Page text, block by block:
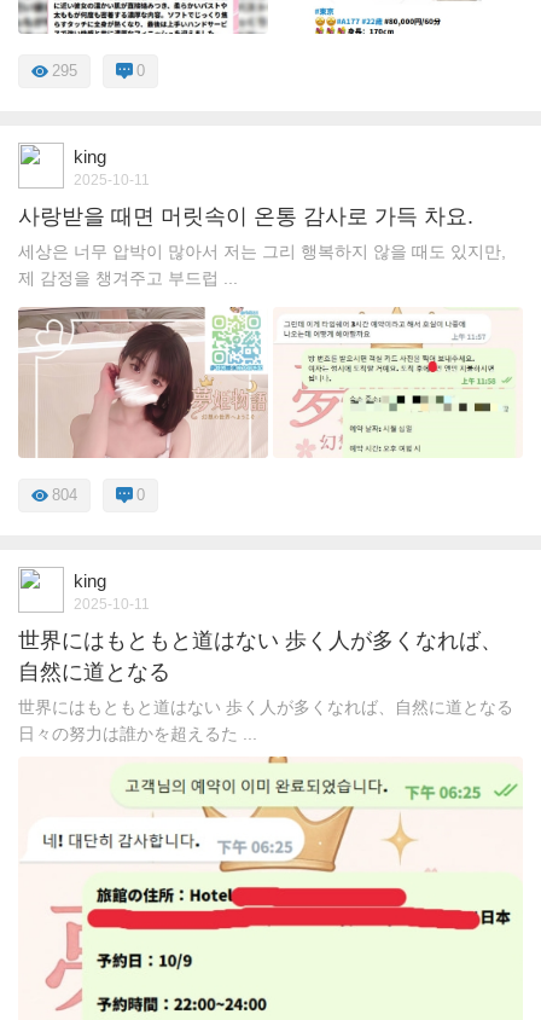
295 0
king
2025-10-11
사랑받을 때면 머릿속이 온통 감사로 가득 차요.
세상은 너무 압박이 많아서 저는 그리 행복하지 않을 때도 있지만,
제 감정을 챙겨주고 부드럽 ...
804 0
king
2025-10-11
世界にはもともと道はない 歩く人が多くなれば、
自然に道となる
世界にはもともと道はない 歩く人が多くなれば、自然に道となる
日々の努力は誰かを超えるた ...